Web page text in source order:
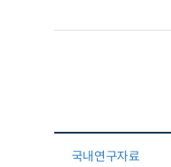
국내연구자료